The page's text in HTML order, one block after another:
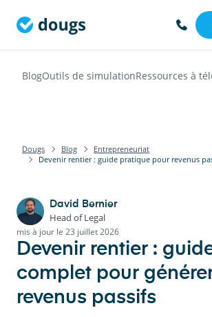
BlogOutils de simulationRessources à
Dougs Blog
Entrepreneuriat
Devenir rentier : guide pratique pour revenus
David Bernier
Head of Legal
mis à jour le 23 juillet 2026
Devenir rentier :
complet pour
revenus passifs